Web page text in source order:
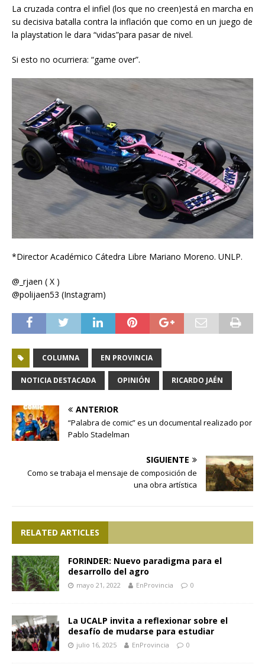
La cruzada contra el infiel (los que no creen)está en marcha en
su decisiva batalla contra la inflación que como en un juego de
la playstation le dara “vidas”para pasar de nivel.
Si esto no ocurriera: “game over”.
*Director Académico Cátedra Libre Mariano Moreno. UNLP.
@_rjaen ( X )
@polijaen53 (Instagram)
COLUMNA EN PROVINCIA
NOTICIA DESTACADA OPINIÓN RICARDO JAÉN
ANTERIOR
“Palabra de comic” es un documental realizado por
Pablo Stadelman
SIGUIENTE
Como se trabaja el mensaje de composición de
una obra artística
RELATED ARTICLES
FORINDER: Nuevo paradigma para el
desarrollo del agro
mayo 21, 2022 EnProvincia 0
La UCALP invita a reflexionar sobre el
desafío de mudarse para estudiar
julio 16, 2025 EnProvincia 0